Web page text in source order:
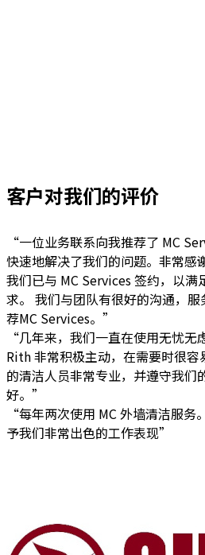
客户对我们的评价
“一位业务联系向我推荐了 MC
快速地解决了我们的问题。非常感
我们已与 MC Services 签约，以满
求。 我们与团队有很好的沟通，
荐MC Services。”
“几年来，我们一直在使用无忧无
Rith 非常积极主动，在需要时很容
的清洁人员非常专业，并遵守我们
好。”
“每年两次使用 MC 外墙清洁服务
予我们非常出色的工作表现”